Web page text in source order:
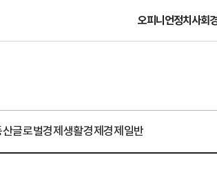
오피니언정치사회
글로벌경제생활경제경제일반